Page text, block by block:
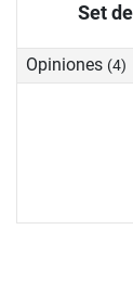
Set
Opiniones (4)